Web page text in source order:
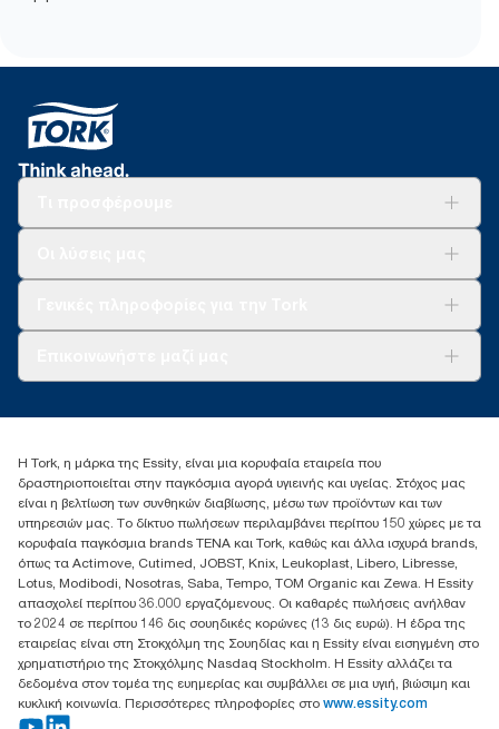
+302102705722
17th klm.National Road Athens-Lamia &2 Kalamatas
14564 N.Kifissia, Athens-Greece
Mob: +306932474930 (για Ελλάδα & Κύπρο)
Η Tork, η μάρκα της Essity, είναι μια κορυφαία εταιρεία που
δραστηριοποιείται στην παγκόσμια αγορά υγιεινής και υγείας. Στόχος μας
είναι η βελτίωση των συνθηκών διαβίωσης, μέσω των προϊόντων και των
υπηρεσιών μας. Το δίκτυο πωλήσεων περιλαμβάνει περίπου 150 χώρες με τα
κορυφαία παγκόσμια brands TENA και Tork, καθώς και άλλα ισχυρά brands,
όπως τα Actimove, Cutimed, JOBST, Knix, Leukoplast, Libero, Libresse,
Lotus, Modibodi, Nosotras, Saba, Tempo, TOM Organic και Zewa. Η Essity
απασχολεί περίπου 36.000 εργαζόμενους. Οι καθαρές πωλήσεις ανήλθαν
το 2024 σε περίπου 146 δις σουηδικές κορώνες (13 δις ευρώ). Η έδρα της
εταιρείας είναι στη Στοκχόλμη της Σουηδίας και η Essity είναι εισηγμένη στο
χρηματιστήριο της Στοκχόλμης Nasdaq Stockholm. Η Essity αλλάζει τα
δεδομένα στον τομέα της ευημερίας και συμβάλλει σε μια υγιή, βιώσιμη και
κυκλική κοινωνία. Περισσότερες πληροφορίες στο www.essity.com